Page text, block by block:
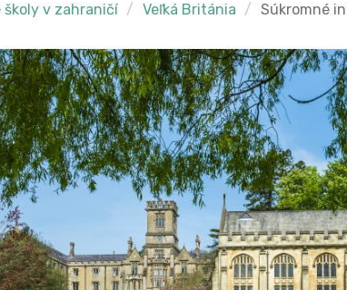
školy v zahraničí Veľká Británia Súkromné